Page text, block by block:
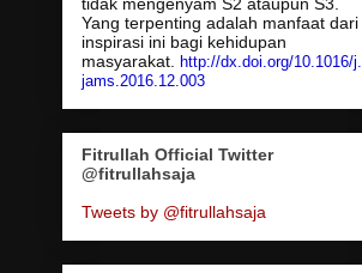
Yang terpenting adalah manfaat dari
inspirasi ini bagi kehidupan
masyarakat.
http://dx.doi.org/10.1016/j.
jams.2016.12.003
Fitrullah Official Twitter
@fitrullahsaja
Tweets by @fitrullahsaja